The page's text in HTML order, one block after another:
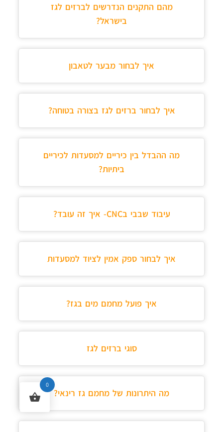
מהם התקנים הנדרשים לברזים לגז
בישראל?
איך לבחור מבער לטאבון
איך לבחור ברזים לגז בצורה בטוחה?
מה ההבדל בין כיריים למסעדות לכיריים
ביתיות?
עיבוד שבבי בCNC- איך זה עובד?
איך לבחור ספק אמין לציוד למסעדות
איך פועל מחמם מים בגז?
סוגי ברזים לגז
מה היתרונות של מחמם גז רינאי?
0